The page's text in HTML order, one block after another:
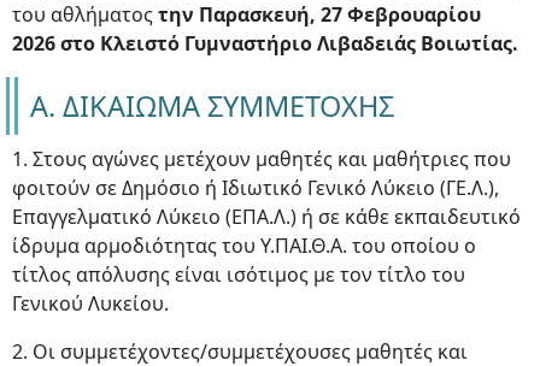
του αθλήματοςτην Παρασκευή, 27 Φεβρουαρίου
2026 στο Κλειστό Γυμναστήριο Λιβαδειάς Βοιωτίας.
Α. ΔΙΚΑΙΩΜΑ ΣΥΜΜΕΤΟΧΗΣ
1. Στους αγώνες μετέχουν μαθητές και μαθήτριες που
φοιτούν σε Δημόσιο ή Ιδιωτικό Γενικό Λύκειο (ΓΕ.Λ.),
Επαγγελματικό Λύκειο (ΕΠΑ.Λ.) ή σε κάθε εκπαιδευτικό
ίδρυμα αρμοδιότητας του Υ.ΠΑΙ.Θ.Α. του οποίου ο
τίτλος απόλυσης είναι ισότιμος με τον τίτλο του
Γενικού Λυκείου.
2. Οι συμμετέχοντες/συμμετέχουσες μαθητές και